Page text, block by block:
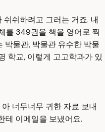
쉬하려고 그러는 거죠. 내
를 349권을 책을 영어로 찍
박물관, 박물관 유수한 박물
학교, 이렇게 고고학과가 있
너무너무 귀한 자료 보내
테 이메일을 보냈어요.